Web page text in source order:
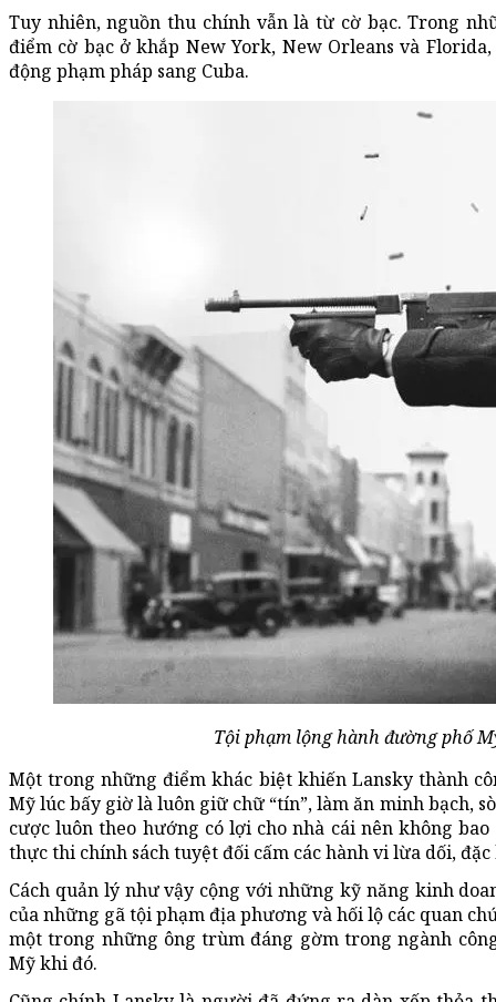
Tuy nhiên, nguồn thu chính vẫn là từ cờ bạc. Trong
điểm cờ bạc ở khắp New York, New Orleans và
động phạm pháp sang Cuba.
Tội phạm lộng hành đường phố
Một trong những điểm khác biệt khiến Lansky thành
Mỹ lúc bấy giờ là luôn giữ chữ “tín”, làm ăn minh bạch,
cược luôn theo hướng có lợi cho nhà cái nên không
thực thi chính sách tuyệt đối cấm các hành vi lừa dối,
Cách quản lý như vậy cộng với những kỹ năng kinh
của những gã tội phạm địa phương và hối lộ các quan
một trong những ông trùm đáng gờm trong ngành
Mỹ khi đó.